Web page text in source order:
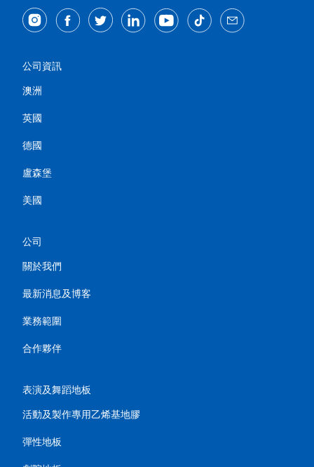
公司資訊
澳洲
英國
德國
盧森堡
美國
公司
關於我們
最新消息及博客
業務範圍
合作夥伴
表演及舞蹈地板
活動及製作專用乙烯基地膠
彈性地板